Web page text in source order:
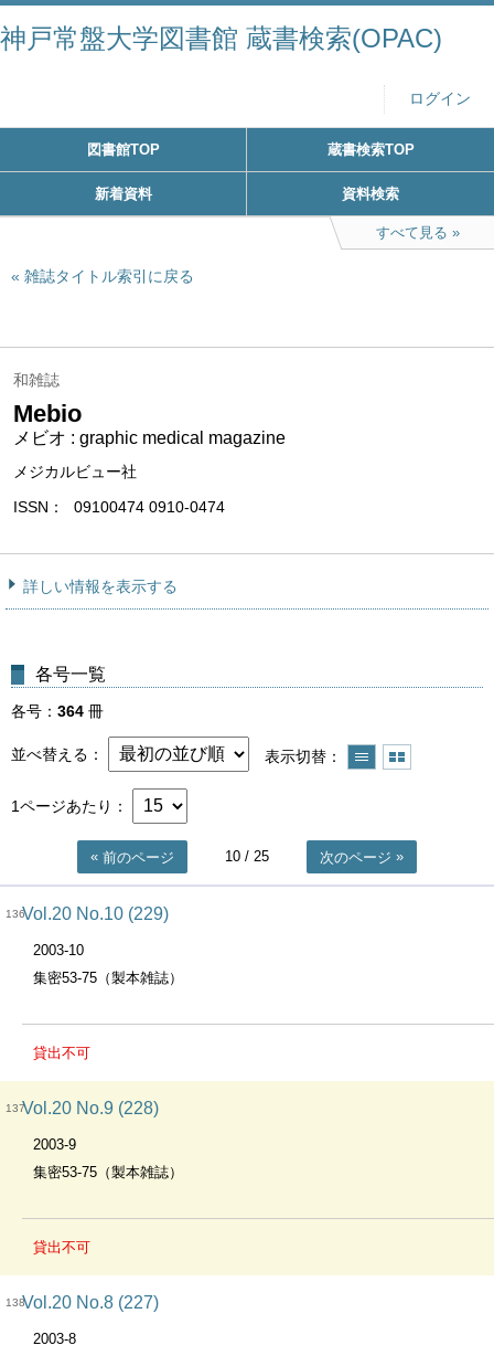
神戸常盤大学図書館 蔵書検索(OPAC)
ログイン
図書館TOP 蔵書検索TOP
新着資料 資料検索
すべて見る
雑誌タイトル索引に戻る
和雑誌
Mebio
メビオ : graphic medical magazine
メジカルビュー社
ISSN
09100474 0910-0474
詳しい情報を表示する
各号一覧
各号 364 冊
並べ替える 表示切替
1ページあたり
前のページ 10 / 25 次のページ
136Vol.20 No.10 (229)
2003-10
集密53-75（製本雑誌）
貸出不可
137Vol.20 No.9 (228)
2003-9
集密53-75（製本雑誌）
貸出不可
138Vol.20 No.8 (227)
2003-8